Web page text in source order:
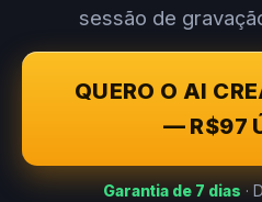
sessão de
QUERO O AI
— R$97
Garantia de 7 dias ·